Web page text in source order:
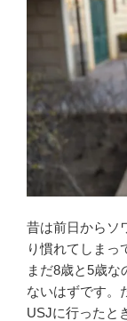
昔は前日からソ
り慣れてしまっ
まだ8歳と5歳
ないはずです。
USJに行ったと